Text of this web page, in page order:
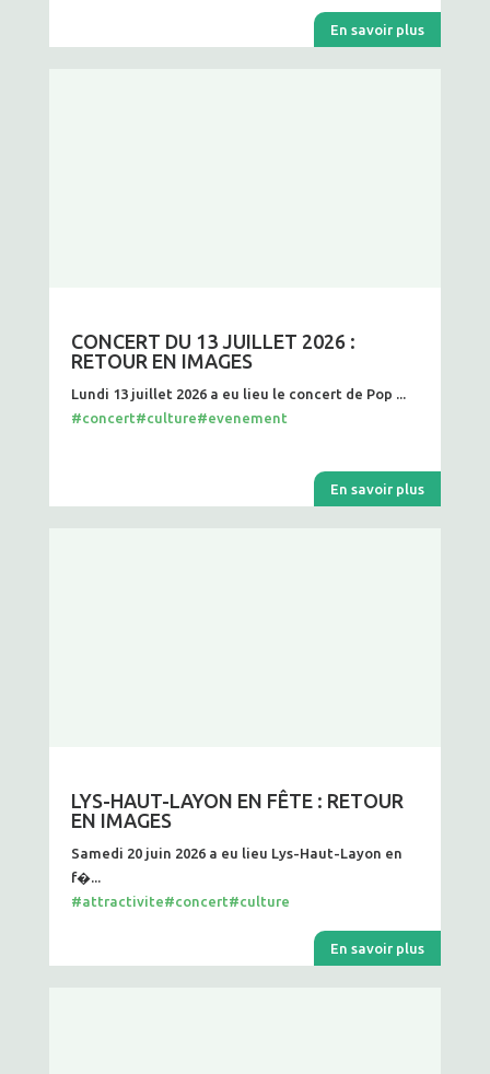
En savoir plus
CONCERT DU 13 JUILLET 2026 :
RETOUR EN IMAGES
Lundi 13 juillet 2026 a eu lieu le concert de Pop ...
#concert#culture#evenement
En savoir plus
LYS-HAUT-LAYON EN FÊTE : RETOUR
EN IMAGES
Samedi 20 juin 2026 a eu lieu Lys-Haut-Layon en
f�...
#attractivite#concert#culture
En savoir plus